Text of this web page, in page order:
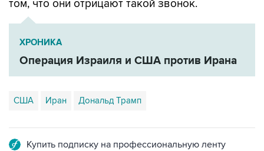
том, что они отрицают такой звонок.
ХРОНИКА
Операция Израиля и США против Ирана
США Иран Дональд Трамп
Купить подписку на профессиональную ленту